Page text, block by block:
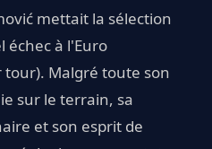
mettait la sélection
échec à l'Euro
Malgré toute son
sur le terrain, sa
et son esprit de